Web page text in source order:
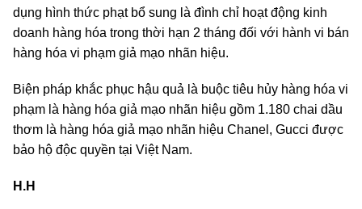
dụng hình thức phạt bổ sung là đình chỉ hoạt động kinh
doanh hàng hóa trong thời hạn 2 tháng đối với hành vi bán
hàng hóa vi phạm giả mạo nhãn hiệu.
Biện pháp khắc phục hậu quả là buộc tiêu hủy hàng hóa vi
phạm là hàng hóa giả mạo nhãn hiệu gồm 1.180 chai dầu
thơm là hàng hóa giả mạo nhãn hiệu Chanel, Gucci được
bảo hộ độc quyền tại Việt Nam.
H.H